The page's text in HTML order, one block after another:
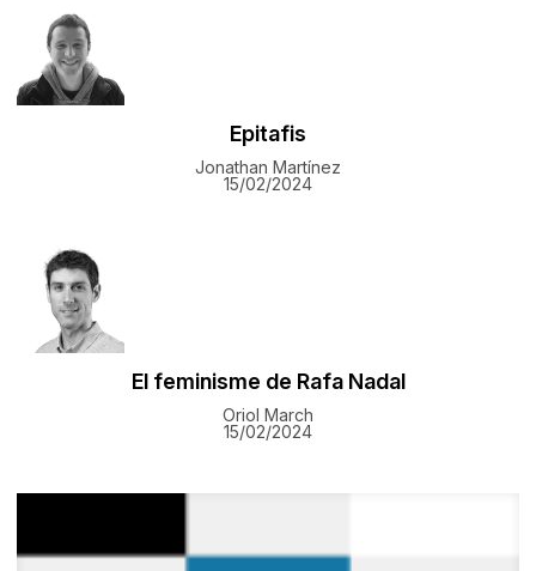
Epitafis
Jonathan Martínez
15/02/2024
El feminisme de Rafa Nadal
Oriol March
15/02/2024